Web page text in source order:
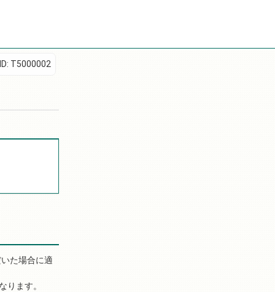
た場合に適
ります。
T5000002